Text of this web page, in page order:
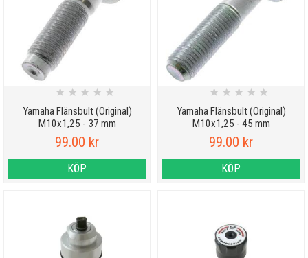
Yamaha Flänsbult (Original)
M10x1,25 - 37 mm
★ ★ ★ ★ ★
99.00 kr
KÖP
Yamaha Flänsbult (Original)
M10x1,25 - 45 mm
★ ★ ★ ★ ★
99.00 kr
KÖP